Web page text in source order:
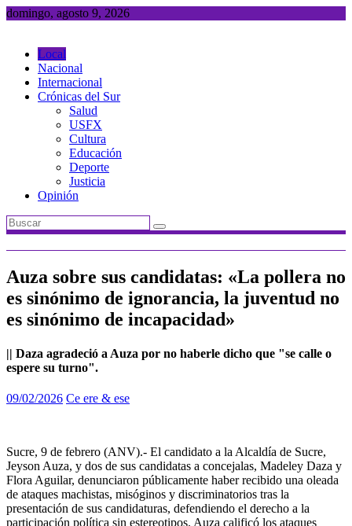
Saltar
domingo, agosto 9, 2026
Local
Nacional
Internacional
Crónicas del Sur
Salud
USFX
Cultura
Educación
Deporte
Justicia
Opinión
Auza sobre sus candidatas: «La pollera no
es sinónimo de ignorancia, la juventud no
es sinónimo de incapacidad»
|| Daza agradeció a Auza por no haberle dicho que "se calle o
espere su turno".
09/02/2026 Ce ere & ese
Sucre, 9 de febrero (ANV).- El candidato a la Alcaldía de Sucre,
Jeyson Auza, y dos de sus candidatas a concejalas, Madeley Daza y
Flora Aguilar, denunciaron públicamente haber recibido una oleada
de ataques machistas, misóginos y discriminatorios tras la
presentación de sus candidaturas, defendiendo el derecho a la
participación política sin estereotipos. Auza calificó los ataques